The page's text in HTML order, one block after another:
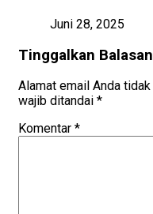
Juni 28, 2025
Tinggalkan Balasan
Alamat email Anda
wajib ditandai *
Komentar *